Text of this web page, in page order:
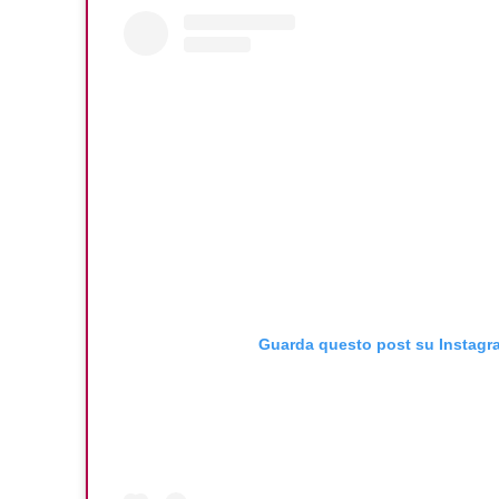
Guarda questo post su